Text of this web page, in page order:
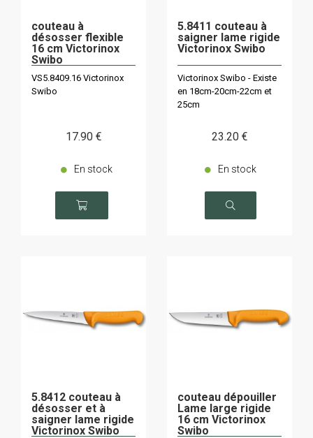
couteau à
désosser flexible
16 cm Victorinox
Swibo
VS5.8409.16 Victorinox
Swibo
17.90 €
En stock
5.8411 couteau à
saigner lame rigide
Victorinox Swibo
Victorinox Swibo - Existe
en 18cm-20cm-22cm et
25cm
23.20 €
En stock
5.8412 couteau à
désosser et à
saigner lame rigide
Victorinox Swibo
couteau dépouiller
Lame large rigide
16 cm Victorinox
Swibo